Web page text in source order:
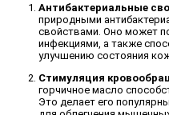
Антибактериальные
природными
свойствами. Оно может
инфекциями, а также
улучшению состояния
Стимуляция
горчичное масло
Это делает его